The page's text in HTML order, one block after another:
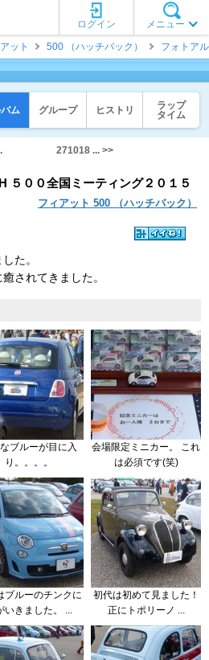
メニュー
ログイン
ット 500 （ハッチバック） フォトア
ム グループ ヒストリ
ラップ
タイム
271018 ... >>
５００全国ミーティング２０１５
フィアット 500 （ハッチバック）
た。
されてきました。
ブルーが目に入
り。。。。
会場限定ミニカー。 これ
は必須です(笑)
ブルーのチンクに
いきました。 ...
初代は初めて見ました！
正にトポリーノ ...